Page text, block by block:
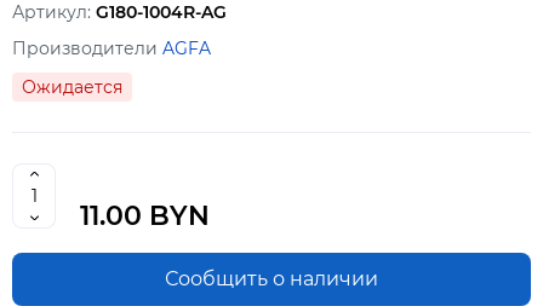
Артикул: G180-1004R-AG
Производители AGFA
Ожидается
11.00 BYN
Сообщить о наличии